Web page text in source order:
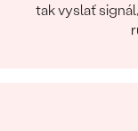
tak vyslať